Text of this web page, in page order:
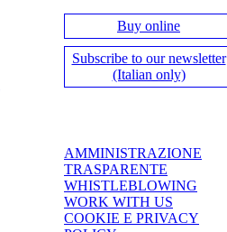
Buy online
Subscribe to our newsletter
(Italian only)
AMMINISTRAZIONE
TRASPARENTE
WHISTLEBLOWING
WORK WITH US
COOKIE E PRIVACY